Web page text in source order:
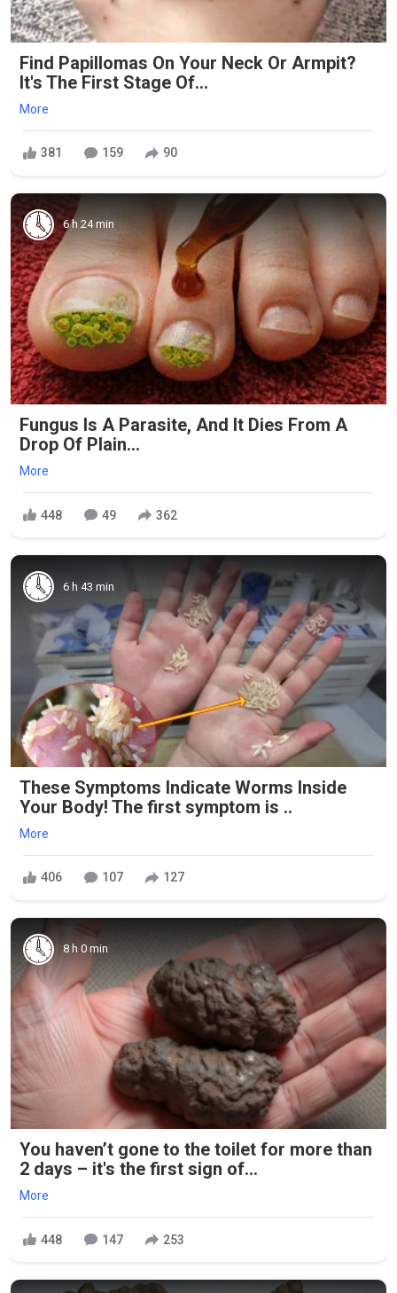
Find Papillomas On Your Neck Or Armpit?
It's The First Stage Of...
More
381 159 90
6 h 24 min
Fungus Is A Parasite, And It Dies From A
Drop Of Plain...
More
448 49 362
6 h 43 min
These Symptoms Indicate Worms Inside
Your Body! The first symptom is ..
More
406 107 127
8 h 0 min
You haven’t gone to the toilet for more than
2 days – it's the first sign of...
More
448 147 253